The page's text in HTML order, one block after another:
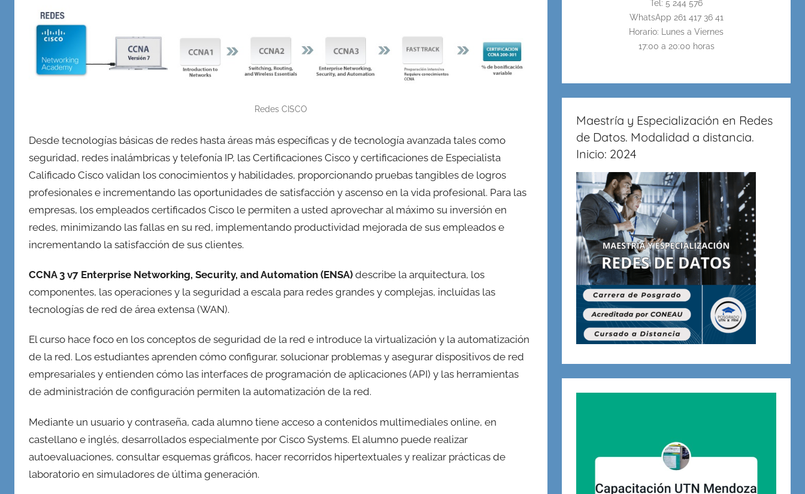
Redes CISCO
Desde tecnologías básicas de redes hasta áreas más específicas y de tecnología avanzada tales como
seguridad, redes inalámbricas y telefonía IP, las Certificaciones Cisco y certificaciones de Especialista
Calificado Cisco validan los conocimientos y habilidades, proporcionando pruebas tangibles de logros
profesionales e incrementando las oportunidades de satisfacción y ascenso en la vida profesional. Para las
empresas, los empleados certificados Cisco le permiten a usted aprovechar al máximo su inversión en
redes, minimizando las fallas en su red, implementando productividad mejorada de sus empleados e
incrementando la satisfacción de sus clientes.
CCNA 3 v7 Enterprise Networking, Security, and Automation (ENSA) describe la arquitectura, los
componentes, las operaciones y la seguridad a escala para redes grandes y complejas, incluídas las
tecnologías de red de área extensa (WAN).
El curso hace foco en los conceptos de seguridad de la red e introduce la virtualización y la automatización
de la red. Los estudiantes aprenden cómo configurar, solucionar problemas y asegurar dispositivos de red
empresariales y entienden cómo las interfaces de programación de aplicaciones (API) y las herramientas
de administración de configuración permiten la automatización de la red.
Mediante un usuario y contraseña, cada alumno tiene acceso a contenidos multimediales online, en
castellano e inglés, desarrollados especialmente por Cisco Systems. El alumno puede realizar
autoevaluaciones, consultar esquemas gráficos, hacer recorridos hipertextuales y realizar prácticas de
laboratorio en simuladores de última generación.
Tel: 5 244 576
WhatsApp 261 417 36 41
Horario: Lunes a Viernes
17:00 a 20:00 horas
Maestría y Especialización en Redes
de Datos. Modalidad a distancia.
Inicio: 2024